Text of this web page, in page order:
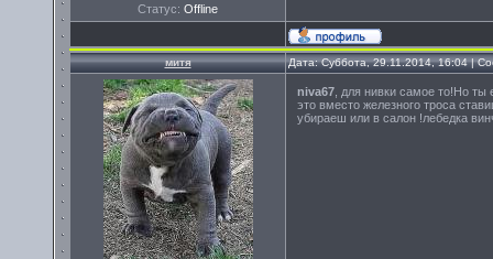
Статус: Offline
митя Дата: Суббота, 29.11.2014, 16:04 |
niva67 , для нивки самое то!Но
это вместо железного троса
убираеш или в салон !лебедка